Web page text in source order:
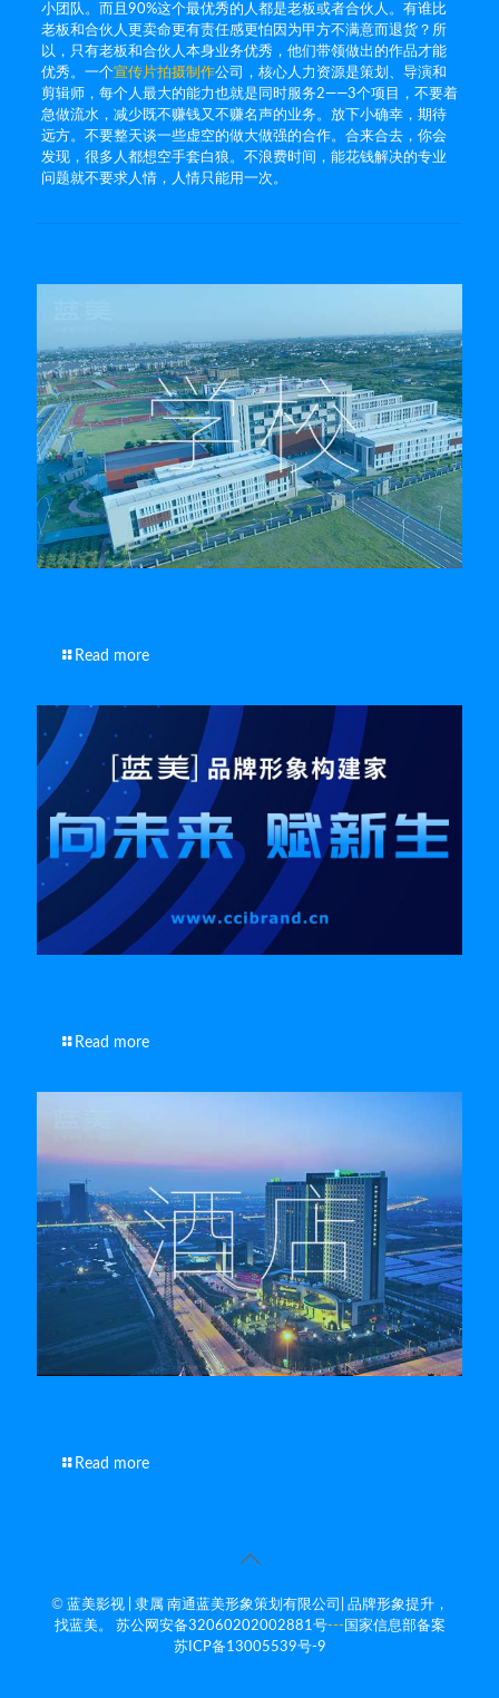
小团队。而且90%这个最优秀的人都是老板或者合伙人。有谁比
老板和合伙人更卖命更有责任感更怕因为甲方不满意而退货？所
以，只有老板和合伙人本身业务优秀，他们带领做出的作品才能
优秀。一个宣传片拍摄制作公司，核心人力资源是策划、导演和
剪辑师，每个人最大的能力也就是同时服务2——3个项目，不要着
急做流水，减少既不赚钱又不赚名声的业务。放下小确幸，期待
远方。不要整天谈一些虚空的做大做强的合作。合来合去，你会
发现，很多人都想空手套白狼。不浪费时间，能花钱解决的专业
问题就不要求人情，人情只能用一次。
Read more
Read more
Read more
© 蓝美影视 | 隶属 南通蓝美形象策划有限公司| 品牌形象提升，
找蓝美。
苏公网安备32060202002881号--- 国家信息部备案
苏ICP备13005539号-9